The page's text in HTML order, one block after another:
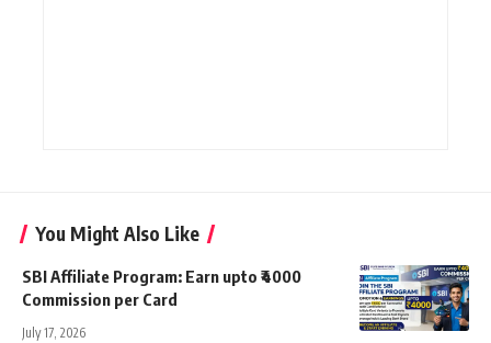
You Might Also Like
SBI Affiliate Program: Earn upto ₹4000
Commission per Card
July 17, 2026